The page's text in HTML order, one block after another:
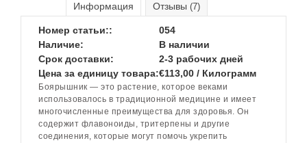
Информация Отзывы (7)
Номер статьи::
054
Наличие:
В наличии
Срок доставки:
2-3 рабочих дней
Цена за единицу товара:€113,00 / Килограмм
Боярышник — это растение, которое веками
использовалось в традиционной медицине и имеет
многочисленные преимущества для здоровья. Он
содержит флавоноиды, тритерпены и другие
соединения, которые могут помочь укрепить